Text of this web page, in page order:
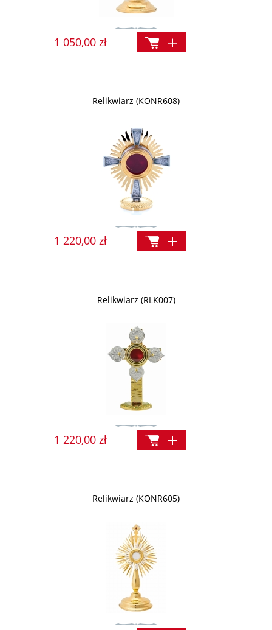
1 050,00 zł
Relikwiarz (KONR608)
1 220,00 zł
Relikwiarz (RLK007)
1 220,00 zł
Relikwiarz (KONR605)